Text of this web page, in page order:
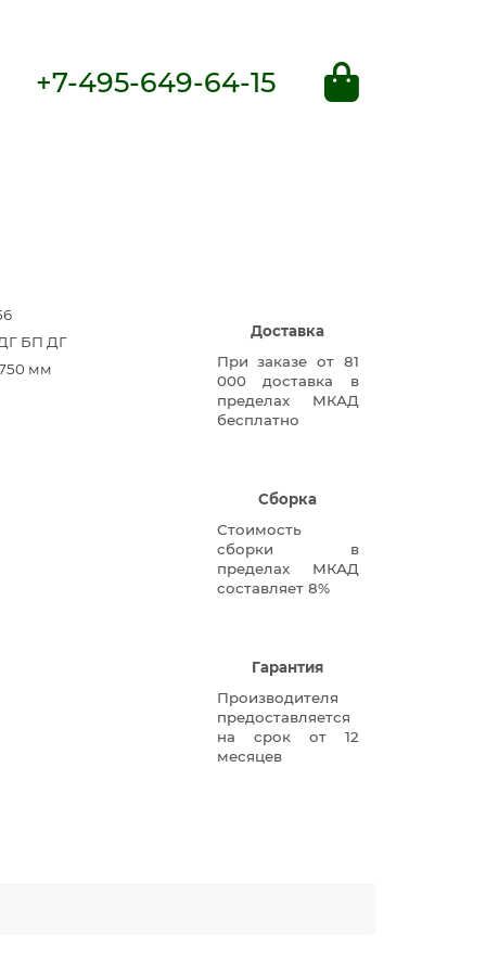
+7-495-649-64-15
ДГ БП ДГ
мм
Доставка
При заказе от 81
000 доставка в
пределах МКАД
бесплатно
Сборка
Стоимость
сборки в
пределах МКАД
составляет 8%
Гарантия
Производителя
предоставляется
на срок от 12
месяцев